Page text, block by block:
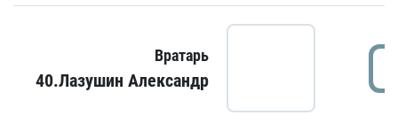
Вратарь
40.Лазушин Александр